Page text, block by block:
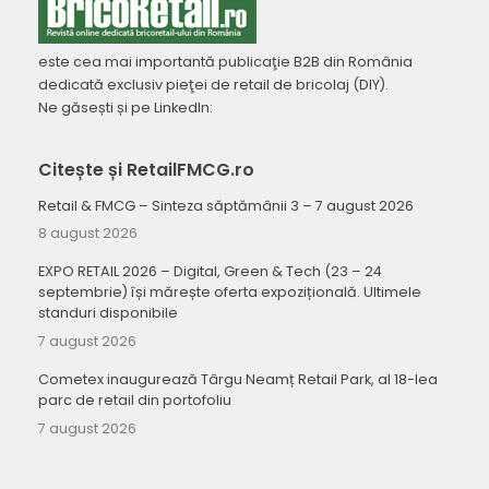
este cea mai importantă publicaţie B2B din România
dedicată exclusiv pieţei de retail de bricolaj (DIY).
Ne găsești și pe LinkedIn:
Citește și RetailFMCG.ro
Retail & FMCG – Sinteza săptămânii 3 – 7 august 2026
8 august 2026
EXPO RETAIL 2026 – Digital, Green & Tech (23 – 24
septembrie) își mărește oferta expozițională. Ultimele
standuri disponibile
7 august 2026
Cometex inaugurează Târgu Neamț Retail Park, al 18-lea
parc de retail din portofoliu
7 august 2026